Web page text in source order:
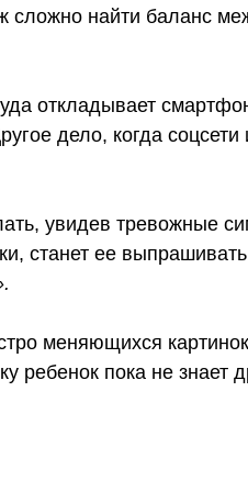
сложно найти баланс
откладывает
дело, когда
увидев тревожные
станет ее
меняющихся
ребенок пока не знает